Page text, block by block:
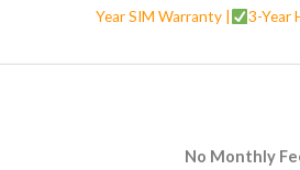
Year SIM Warranty |
3-Year
No Monthly